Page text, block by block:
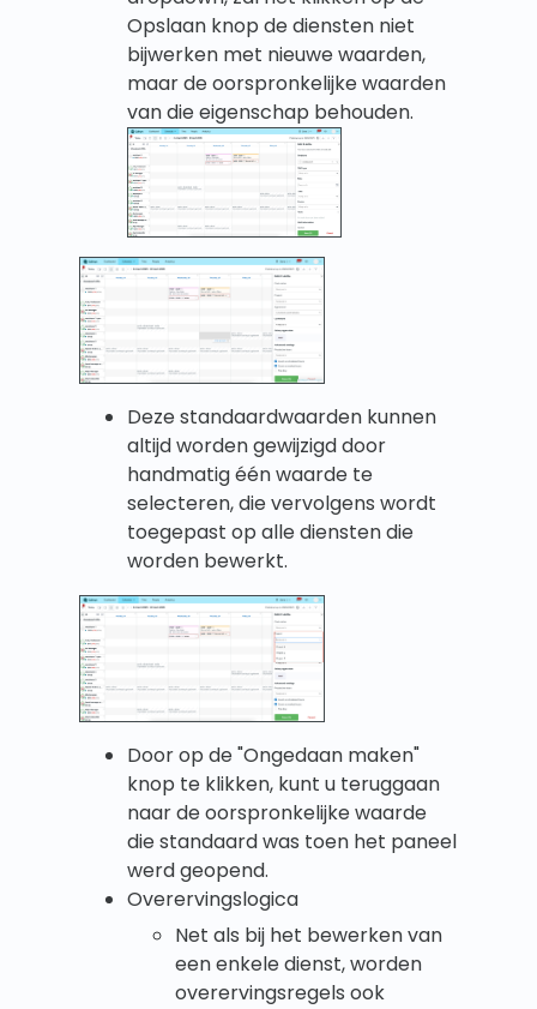
Opslaan knop de diensten niet
bijwerken met nieuwe waarden,
maar de oorspronkelijke waarden
van die eigenschap behouden.
Deze standaardwaarden kunnen
altijd worden gewijzigd door
handmatig één waarde te
selecteren, die vervolgens wordt
toegepast op alle diensten die
worden bewerkt.
Door op de "Ongedaan maken"
knop te klikken, kunt u teruggaan
naar de oorspronkelijke waarde
die standaard was toen het paneel
werd geopend.
Overervingslogica
Net als bij het bewerken van
een enkele dienst, worden
overervingsregels ook